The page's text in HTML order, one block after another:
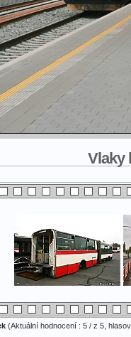
Vlaky
(Aktuální hodnocení : 5 / z 5,